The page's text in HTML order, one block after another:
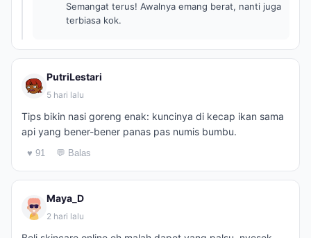
Semangat terus! Awalnya emang berat, nanti juga
terbiasa kok.
PutriLestari
5 hari lalu
Tips bikin nasi goreng enak: kuncinya di kecap ikan sama
api yang bener-bener panas pas numis bumbu.
♥ 91 💬 Balas
Maya_D
2 hari lalu